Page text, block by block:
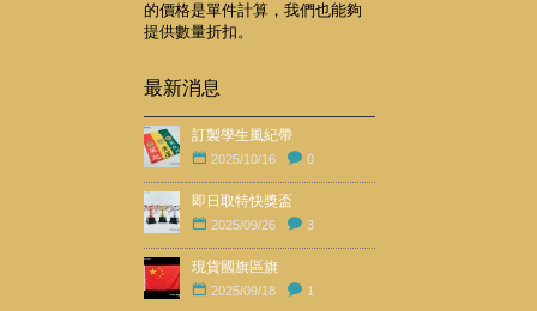
的價格是單件計算，我們也能夠
提供數量折扣。
最新消息
訂製學生風紀帶
2025/10/16 0
即日取特快獎盃
2025/09/26 3
現貨國旗區旗
2025/09/18 1